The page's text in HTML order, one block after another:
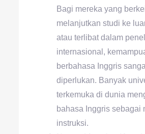
Bagi mereka yang
melanjutkan studi ke
atau terlibat dalam
internasional,
berbahasa Inggris
diperlukan. Banyak
terkemuka di dunia
bahasa Inggris sebagai
instruksi.